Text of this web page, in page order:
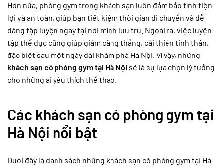
Hơn nữa, phòng gym trong khách sạn luôn đảm bảo tính tiện
lợi và an toàn, giúp bạn tiết kiệm thời gian di chuyển và dễ
dàng tập luyện ngay tại nơi mình lưu trú. Ngoài ra, việc luyện
tập thể dục cũng giúp giảm căng thẳng, cải thiện tinh thần,
đặc biệt sau một ngày dài khám phá Hà Nội. Vì vậy, những
khách sạn có phòng gym tại Hà Nội sẽ là sự lựa chọn lý tưởng
cho những ai yêu thích thể thao.
Các khách sạn có phòng gym tại
Hà Nội nổi bật
Dưới đây là danh sách những khách sạn có phòng gym tại Hà